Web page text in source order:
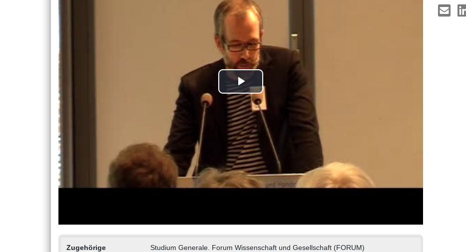
Play
Video
Zugehörige Studium Generale. Forum Wissenschaft und Gesellschaft (FORUM)